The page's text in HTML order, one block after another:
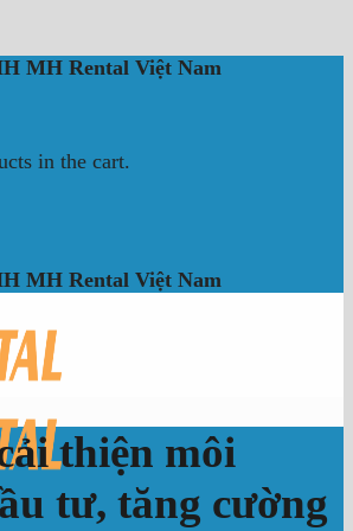
MH Rental Việt Nam
in the cart.
MH Rental Việt Nam
thiện môi
tư, tăng cường